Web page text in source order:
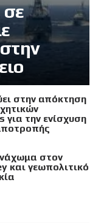
στην απόκτηση
την ενίσχυση
στον
και γεωπολιτικό